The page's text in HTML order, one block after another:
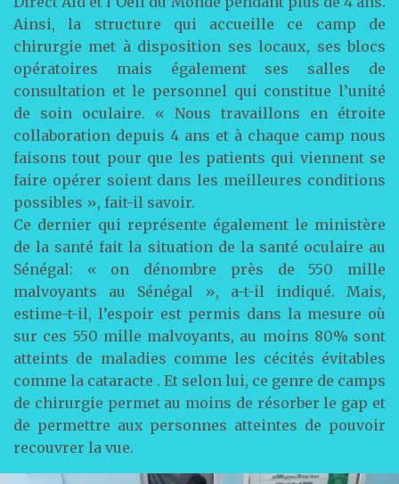
Ainsi, la structure qui accueille ce camp de
chirurgie met à disposition ses locaux, ses blocs
opératoires mais également ses salles de
consultation et le personnel qui constitue l’unité
de soin oculaire. « Nous travaillons en étroite
collaboration depuis 4 ans et à chaque camp nous
faisons tout pour que les patients qui viennent se
faire opérer soient dans les meilleures conditions
possibles », fait-il savoir.
Ce dernier qui représente également le ministère
de la santé fait la situation de la santé oculaire au
Sénégal: « on dénombre près de 550 mille
malvoyants au Sénégal », a-t-il indiqué. Mais,
estime-t-il, l’espoir est permis dans la mesure où
sur ces 550 mille malvoyants, au moins 80% sont
atteints de maladies comme les cécités évitables
comme la cataracte . Et selon lui, ce genre de camps
de chirurgie permet au moins de résorber le gap et
de permettre aux personnes atteintes de pouvoir
recouvrer la vue.